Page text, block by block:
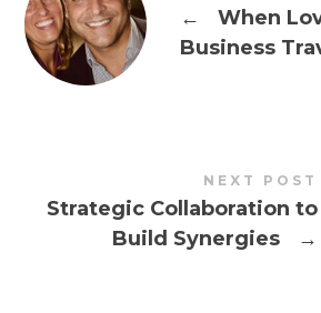
←
When
Business
NEXT POST
Strategic Collaboration to
Build Synergies
→